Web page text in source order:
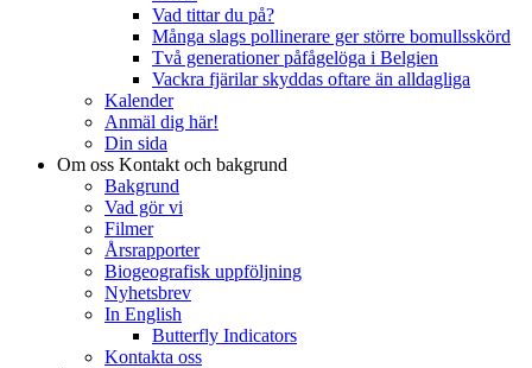
Vad tittar du på?
Många slags pollinerare ger större bomullsskörd
Två generationer påfågelöga i Belgien
Vackra fjärilar skyddas oftare än alldagliga
Kalender
Anmäl dig här!
Din sida
Om oss Kontakt och bakgrund
Bakgrund
Vad gör vi
Filmer
Årsrapporter
Biogeografisk uppföljning
Nyhetsbrev
In English
Butterfly Indicators
Kontakta oss